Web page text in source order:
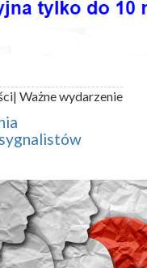
| Ważne wydarzenie